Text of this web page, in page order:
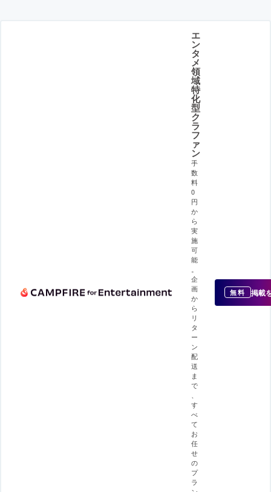
エ
ン
タ
メ
領
域
特
化
型
ク
ラ
フ
ァ
ン
手
数
料
0
円
か
ら
実
施
可
能
企
画
か
ら
リ
タ
ー
ン
配
送
ま
で
す
べ
て
お
任
せ
の
プ
ラ
無料 掲載